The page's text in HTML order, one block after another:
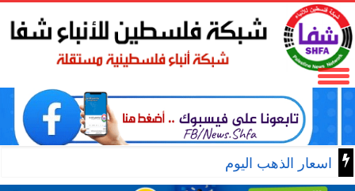
اسعار الذهب اليوم